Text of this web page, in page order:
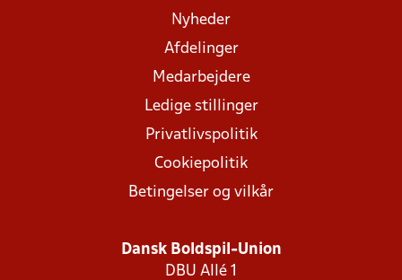
Nyheder
Afdelinger
Medarbejdere
Ledige stillinger
Privatlivspolitik
Cookiepolitik
Betingelser og vilkår
Dansk Boldspil-Union
DBU Allé 1